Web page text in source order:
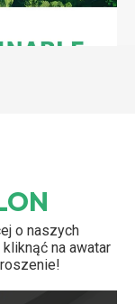
o naszych
na awatar